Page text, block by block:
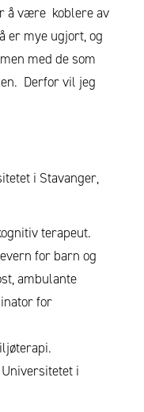
å være koblere av
er mye ugjort, og
med de som
Derfor vil jeg
i Stavanger,
terapeut.
for barn og
ambulante
for
i